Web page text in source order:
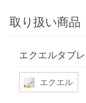
取り扱い商品
エクエルタブレ
エクエル